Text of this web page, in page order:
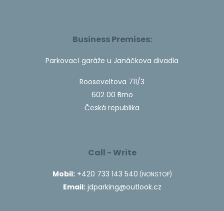
Business Premises:
Parkovací garáže u Janáčkova divadla
Rooseveltova 711/3
602 00 Brno
Česká republika
Call - Write
Mobil: +420 733 143 540 (NONSTOP)
Email: jdparking@outlook.cz